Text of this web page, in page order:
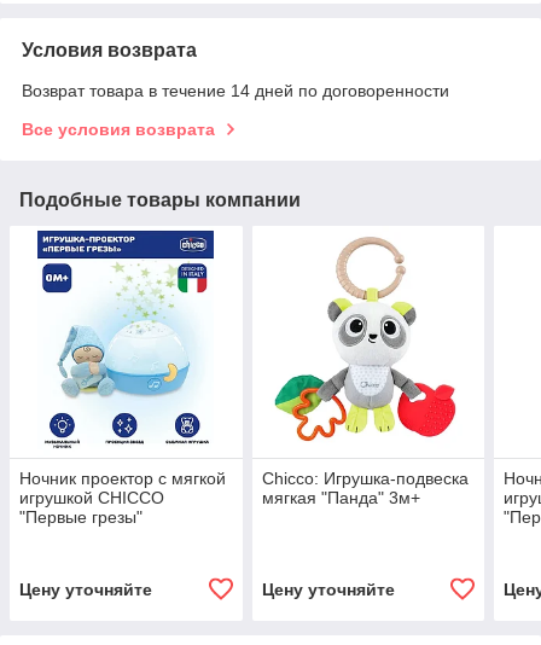
Условия возврата
Возврат товара в течение 14 дней по договоренности
Все условия возврата
Подобные товары компании
Ночник проектор с мягкой
игрушкой CHICCO
"Первые грезы"
Цену уточняйте
Chicco: Игрушка-подвеска
мягкая "Панда" 3м+
Цену уточняйте